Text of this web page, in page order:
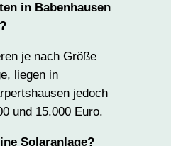
in Babenhausen
je nach Größe
liegen in
jedoch
und 15.000 Euro.
Solaranlage?